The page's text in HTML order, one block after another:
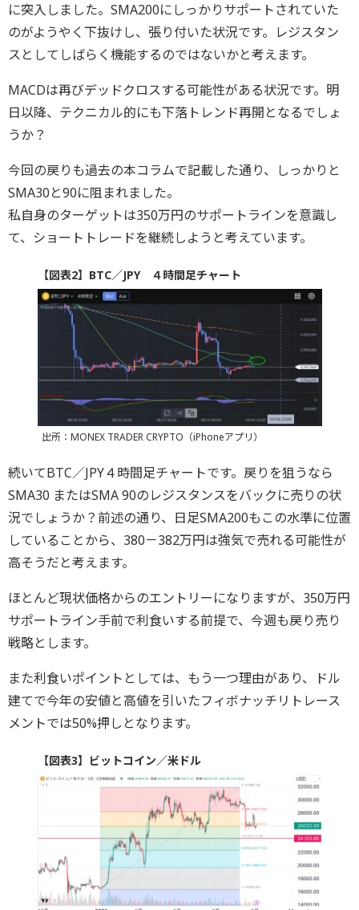
に突入しました。SMA200にしっかりサポートされていた
のがようやく下抜けし、張り付いた状況です。レジスタン
スとしてしばらく機能するのではないかと考えます。
MACDは再びデッドクロスする可能性がある状況です。明
日以降、テクニカル的にも下落トレンド再開となるでしょ
うか？
今回の戻りも過去の本コラムで記載した通り、しっかりと
SMA30と90に阻まれました。
私自身のターゲットは350万円のサポートラインを意識し
て、ショートトレードを継続しようと考えています。
【図表2】BTC／JPY ４時間足チャート
出所：MONEX TRADER CRYPTO（iPhoneアプリ）
続いてBTC／JPY４時間足チャートです。戻りを狙うなら
SMA30 またはSMA 90のレジスタンスをバックに売りの状
況でしょうか？前述の通り、日足SMA200もこの水準に位置
していることから、380－382万円は強気で売れる可能性が
高そうだと考えます。
ほとんど現状価格からのエントリーになりますが、350万円
サポートライン手前で利食いする前提で、今週も戻り売り
戦略とします。
また利食いポイントとしては、もう一つ理由があり、ドル
建てで今年の安値と高値を引いたフィボナッチリトレース
メントでは50%押しとなります。
【図表3】ビットコイン／米ドル